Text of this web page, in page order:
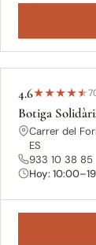
4.6★★★★★
Botiga
Carrer del
ES
933 10 38 85
Hoy: